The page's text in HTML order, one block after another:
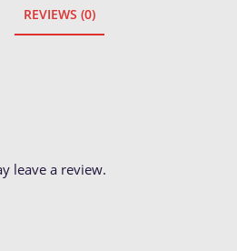
REVIEWS (0)
leave a review.